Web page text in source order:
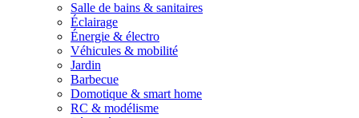
Salle de bains & sanitaires
Éclairage
Énergie & électro
Véhicules & mobilité
Jardin
Barbecue
Domotique & smart home
RC & modélisme